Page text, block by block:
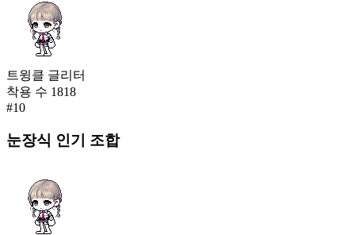
트윙클 글리터
착용 수 1818
#10
눈장식 인기 조합